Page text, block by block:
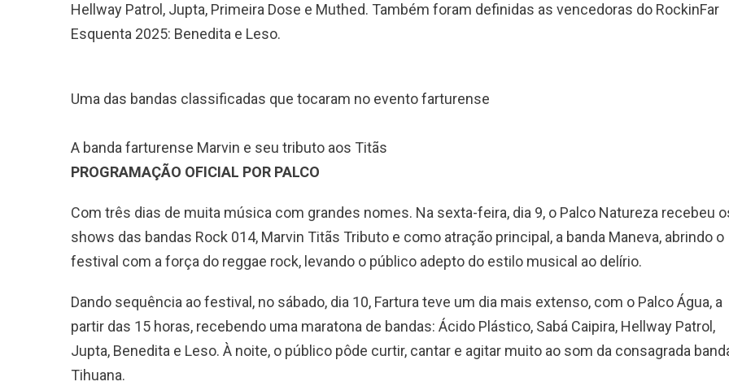
Hellway Patrol, Jupta, Primeira Dose e Muthed. Também foram definidas as vencedoras do RockinFar
Esquenta 2025: Benedita e Leso.
Uma das bandas classificadas que tocaram no evento farturense
A banda farturense Marvin e seu tributo aos Titãs
PROGRAMAÇÃO OFICIAL POR PALCO
Com três dias de muita música com grandes nomes. ​Na sexta-feira, dia 9, o Palco Natureza recebeu
shows das bandas Rock 014, Marvin Titãs Tributo e como atração principal, a banda Maneva, abrindo o
festival com a força do reggae rock, levando o público adepto do estilo musical ao delírio.
​Dando sequência ao festival, no sábado, dia 10, Fartura teve um dia mais extenso, com o Palco Água, a
partir das 15 horas, recebendo uma maratona de bandas: Ácido Plástico, Sabá Caipira, Hellway Patrol,
Jupta, Benedita e Leso. À noite, o público pôde curtir, cantar e agitar muito ao som da consagrada
Tihuana.